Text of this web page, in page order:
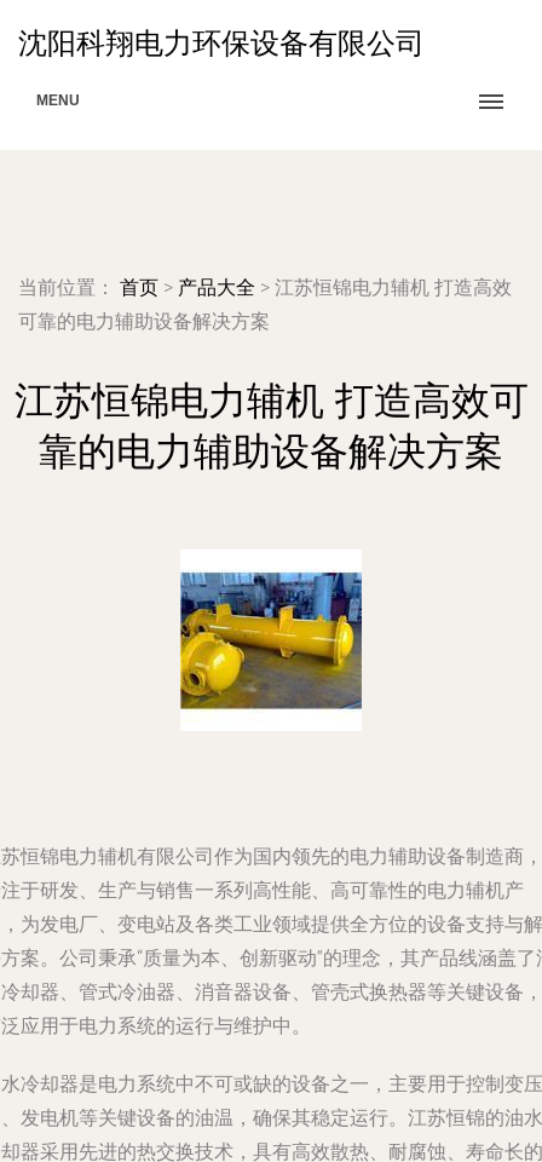
沈阳科翔电力环保设备有限公司
MENU
当前位置： 首页 > 产品大全 > 江苏恒锦电力辅机 打造高效
可靠的电力辅助设备解决方案
江苏恒锦电力辅机 打造高效可
靠的电力辅助设备解决方案
恒锦电力辅机有限公司作为国内领先的电力辅助设备制造商，
于研发、生产与销售一系列高性能、高可靠性的电力辅机产
为发电厂、变电站及各类工业领域提供全方位的设备支持与解
案。公司秉承“质量为本、创新驱动”的理念，其产品线涵盖了
却器、管式冷油器、消音器设备、管壳式换热器等关键设备，
应用于电力系统的运行与维护中。
冷却器是电力系统中不可或缺的设备之一，主要用于控制变压
发电机等关键设备的油温，确保其稳定运行。江苏恒锦的油水
器采用先进的热交换技术，具有高效散热、耐腐蚀、寿命长的